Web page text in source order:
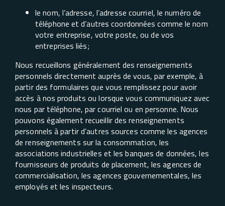
le nom, l’adresse, l’adresse courriel, le numéro de
téléphone et d’autres coordonnées comme le nom
votre entreprise, votre poste, ou de vos
entreprises liés;
Nous recueillons généralement des renseignements
personnels directement auprès de vous, par exemple, à
partir des formulaires que vous remplissez pour avoir
accès à nos produits ou lorsque vous communiquez avec
nous par téléphone, par courriel ou en personne. Nous
pouvons également recueillir des renseignements
personnels à partir d’autres sources comme les agences
de renseignements sur la consommation, les
associations industrielles et les banques de données, les
fournisseurs de produits de placement, les agences de
commercialisation, les agences gouvernementales, les
employés et les inspecteurs.